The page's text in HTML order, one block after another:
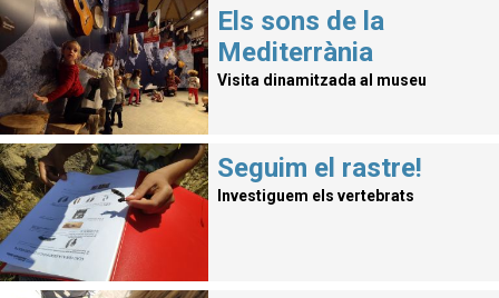
Els sons de la
Mediterrània
Visita dinamitzada al museu
Seguim el rastre!
Investiguem els vertebrats